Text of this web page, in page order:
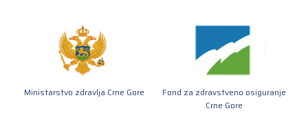
Ministarstvo zdravlja Crne Gore
Fond za zdravstveno osiguranje
Crne Gore